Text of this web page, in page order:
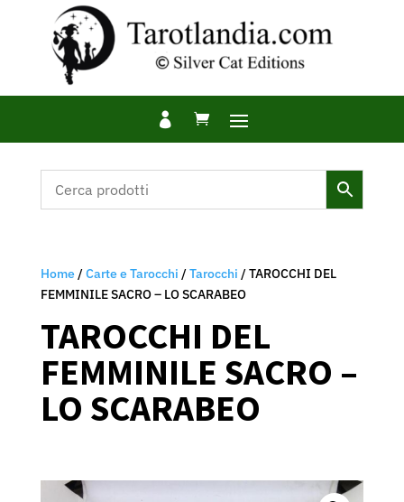

Home/Carte e Tarocchi /Tarocchi / TAROCCHI DEL
FEMMINILE SACRO – LO SCARABEO
TAROCCHI DEL
FEMMINILE SACRO –
LO SCARABEO